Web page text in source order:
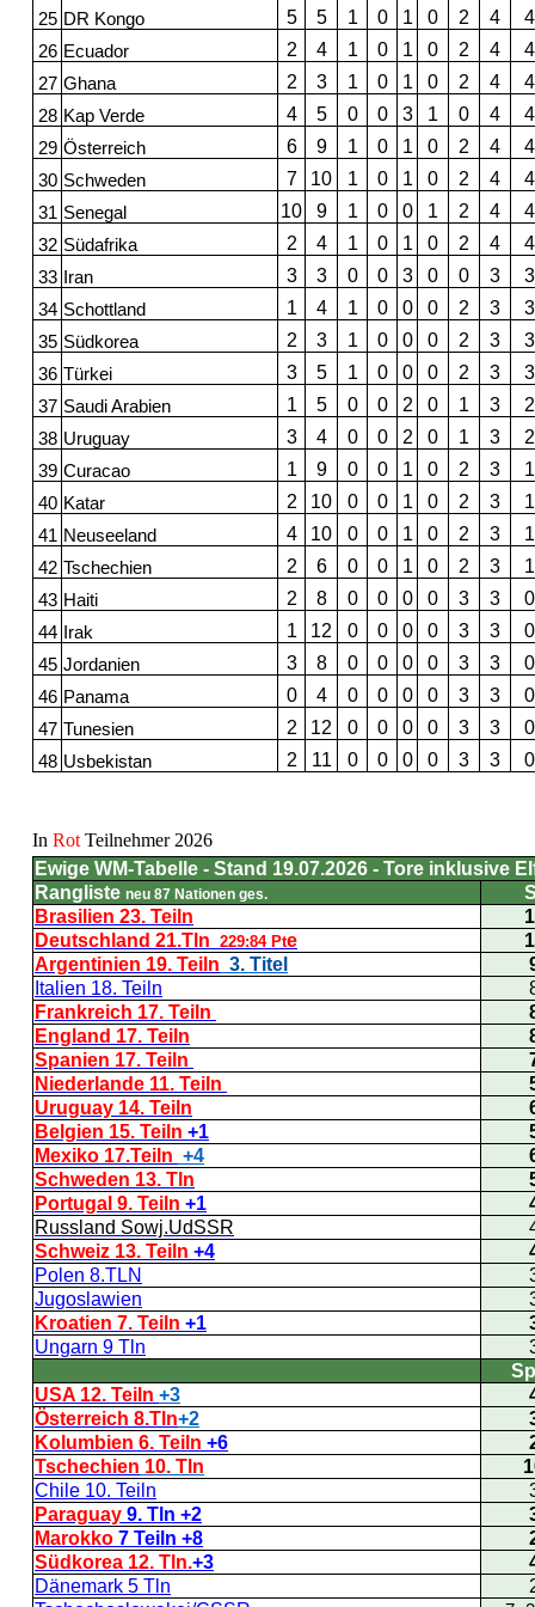
25 DR Kongo 5 5 1 0 1 0 2 4 4
26 Ecuador 2 4 1 0 1 0 2 4 4
27 Ghana 2 3 1 0 1 0 2 4 4
28 Kap Verde 4 5 0 0 3 1 0 4 4
29 Österreich 6 9 1 0 1 0 2 4 4
30 Schweden 7 10 1 0 1 0 2 4 4
31 Senegal 10 9 1 0 0 1 2 4 4
32 Südafrika 2 4 1 0 1 0 2 4 4
33 Iran 3 3 0 0 3 0 0 3 3
34 Schottland 1 4 1 0 0 0 2 3 3
35 Südkorea 2 3 1 0 0 0 2 3 3
36 Türkei 3 5 1 0 0 0 2 3 3
37 Saudi Arabien 1 5 0 0 2 0 1 3 2
38 Uruguay 3 4 0 0 2 0 1 3 2
39 Curacao 1 9 0 0 1 0 2 3 1
40 Katar 2 10 0 0 1 0 2 3 1
41 Neuseeland 4 10 0 0 1 0 2 3 1
42 Tschechien 2 6 0 0 1 0 2 3 1
43 Haiti 2 8 0 0 0 0 3 3 0
44 Irak 1 12 0 0 0 0 3 3 0
45 Jordanien 3 8 0 0 0 0 3 3 0
46 Panama 0 4 0 0 0 0 3 3 0
47 Tunesien 2 12 0 0 0 0 3 3 0
48 Usbekistan 2 11 0 0 0 0 3 3 0
In Rot Teilnehmer 2026
Ewige WM-Tabelle - Stand 19.07.2026 - Tore inklusive
Rangliste neu 87 Nationen ges.
Brasilien 23. Teiln
Deutschland 21.Tln 229:84 Pte
Argentinien 19. Teiln 3. Titel
Italien 18. Teiln
Frankreich 17. Teiln
England 17. Teiln
Spanien 17. Teiln
Niederlande 11. Teiln
Uruguay 14. Teiln
Belgien 15. Teiln +1
Mexiko 17.Teiln +4
Schweden 13. Tln
Portugal 9. Teiln +1
Russland Sowj.UdSSR
Schweiz 13. Teiln +4
Polen 8.TLN
Jugoslawien
Kroatien 7. Teiln +1
Ungarn 9 Tln
USA 12. Teiln +3
Österreich 8.Tln+2
Kolumbien 6. Teiln +6
Tschechien 10. Tln
Chile 10. Teiln
Paraguay 9. Tln +2
Marokko 7 Teiln +8
Südkorea 12. Tln.+3
Dänemark 5 Tln